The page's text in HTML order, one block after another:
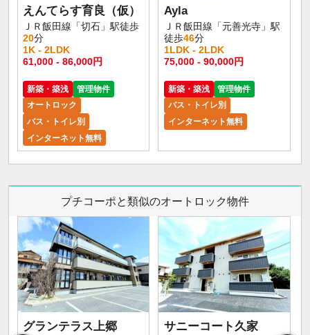
えんてらす育良（仮）
ＪＲ飯田線「切石」駅徒歩
20分
1K - 2LDK
61,000 - 86,000円
新築・築浅
管理物件
オートロック
バス・トイレ別
インターネット無料
Ayla
ＪＲ飯田線「元善光寺」駅
徒歩46分
1LDK - 2LDK
75,000 - 90,000円
新築・築浅
管理物件
バス・トイレ別
インターネット無料
プチコーポと類似のオートロック物件
グランテラス上郷 サニーコート久家